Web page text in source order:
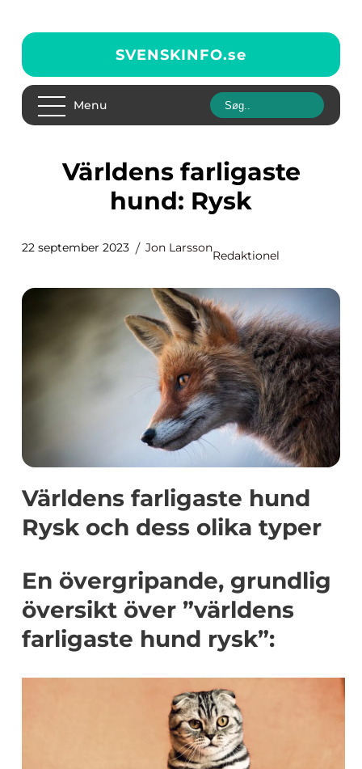
SVENSKINFO.se
Menu
Världens farligaste
hund: Rysk
22 september 2023 Jon Larsson
Redaktionel
Världens farligaste hund
Rysk och dess olika typer
En övergripande, grundlig
översikt över ”världens
farligaste hund rysk”: